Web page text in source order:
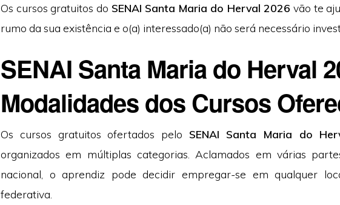
Os cursos gratuitos do SENAI Santa Maria do Herval 2026 vão te
rumo da sua existência e o(a) interessado(a) não será necessário
SENAI Santa Maria do Herval
Modalidades dos Cursos
Os cursos gratuitos ofertados pelo SENAI Santa Maria do
organizados em múltiplas categorias. Aclamados em várias
nacional, o aprendiz pode decidir empregar-se em qualquer
federativa.